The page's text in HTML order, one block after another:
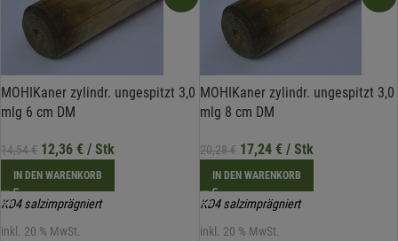
MOHIKaner zylindr. ungespitzt 3,0
mlg 6 cm DM
14,54€ 12,36 € / Stk
IN DEN WARENKORB
KD4 salzimprägniert
inkl. 20 % MwSt.
MOHIKaner zylindr. ungespitzt 3,0
mlg 8 cm DM
20,28€ 17,24 €/ Stk
IN DEN WARENKORB
KD4 salzimprägniert
inkl. 20 % MwSt.